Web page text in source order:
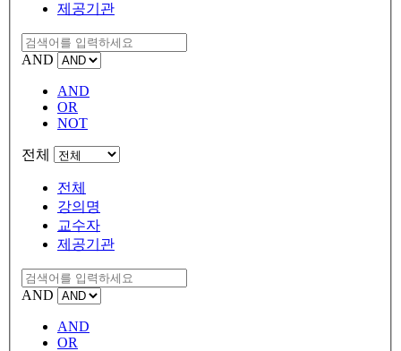
제공기관
AND
AND
OR
NOT
전체
전체
강의명
교수자
제공기관
AND
AND
OR